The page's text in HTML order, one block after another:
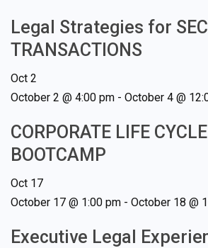
Legal Strategies for
TRANSACTIONS
Oct 2
October 2 @ 4:00 pm - October 4 @
CORPORATE LIFE CYCLE
BOOTCAMP
Oct 17
October 17 @ 1:00 pm - October 18 @
Executive Legal